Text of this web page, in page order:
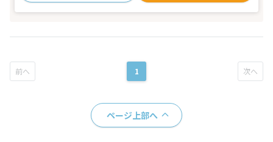
1
ページ上部へ